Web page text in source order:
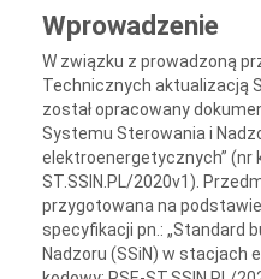
Wprowadzenie
W związku z prowadzoną
Technicznych aktualizacją
został opracowany
Systemu Sterowania i
elektroenergetycznych” (nr
ST.SSIN.PL/2020v1).
przygotowana na
specyfikacji pn.: „Standard
Nadzoru (SSiN) w stacjach